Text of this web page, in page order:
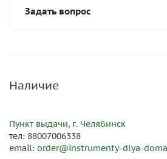
Задать вопрос
Наличие
Пункт выдачи, г. Челябинск
тел: 88007006338
email: order@instrumenty-dlya-